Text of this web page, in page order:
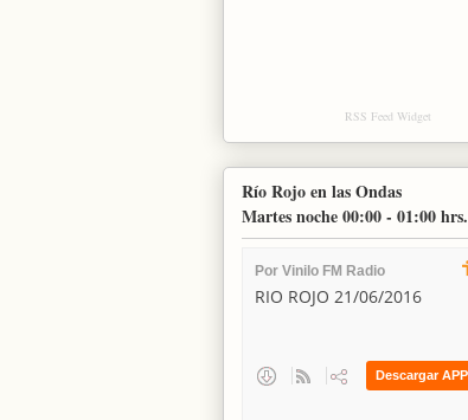
RSS Feed Widget
Río Rojo en las Ondas
Martes noche 00:00 - 01:00 hrs.